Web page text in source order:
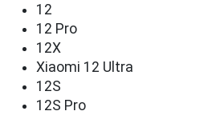
12
12 Pro
12X
Xiaomi 12 Ultra
12S
12S Pro